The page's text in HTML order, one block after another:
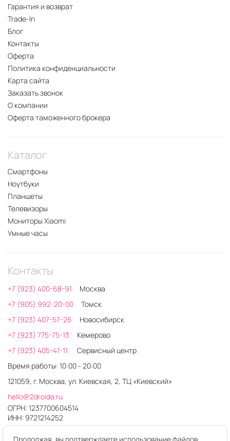
Гарантия и возврат
Trade-In
Блог
Контакты
Оферта
Политика конфиденциальности
Карта сайта
Заказать звонок
О компании
Оферта таможенного брокера
Каталог
Смартфоны
Ноутбуки
Планшеты
Телевизоры
Мониторы Xiaomi
Умные часы
Контакты
+7 (923) 400-68-91
Москва
+7 (905) 992-20-00
Томск
+7 (923) 407-57-26
Новосибирск
+7 (923) 775-75-13
Кемерово
+7 (923) 405-41-11
Сервисный центр
Время работы: 10:00 - 20:00
121059, г. Москва, ул. Киевская, 2, ТЦ «Киевский»
hello@2droida.ru
ОГРН: 1237700604514
ИНН: 9721214252